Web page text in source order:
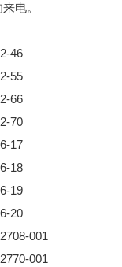
电。
46
55
66
70
17
18
19
20
001
001